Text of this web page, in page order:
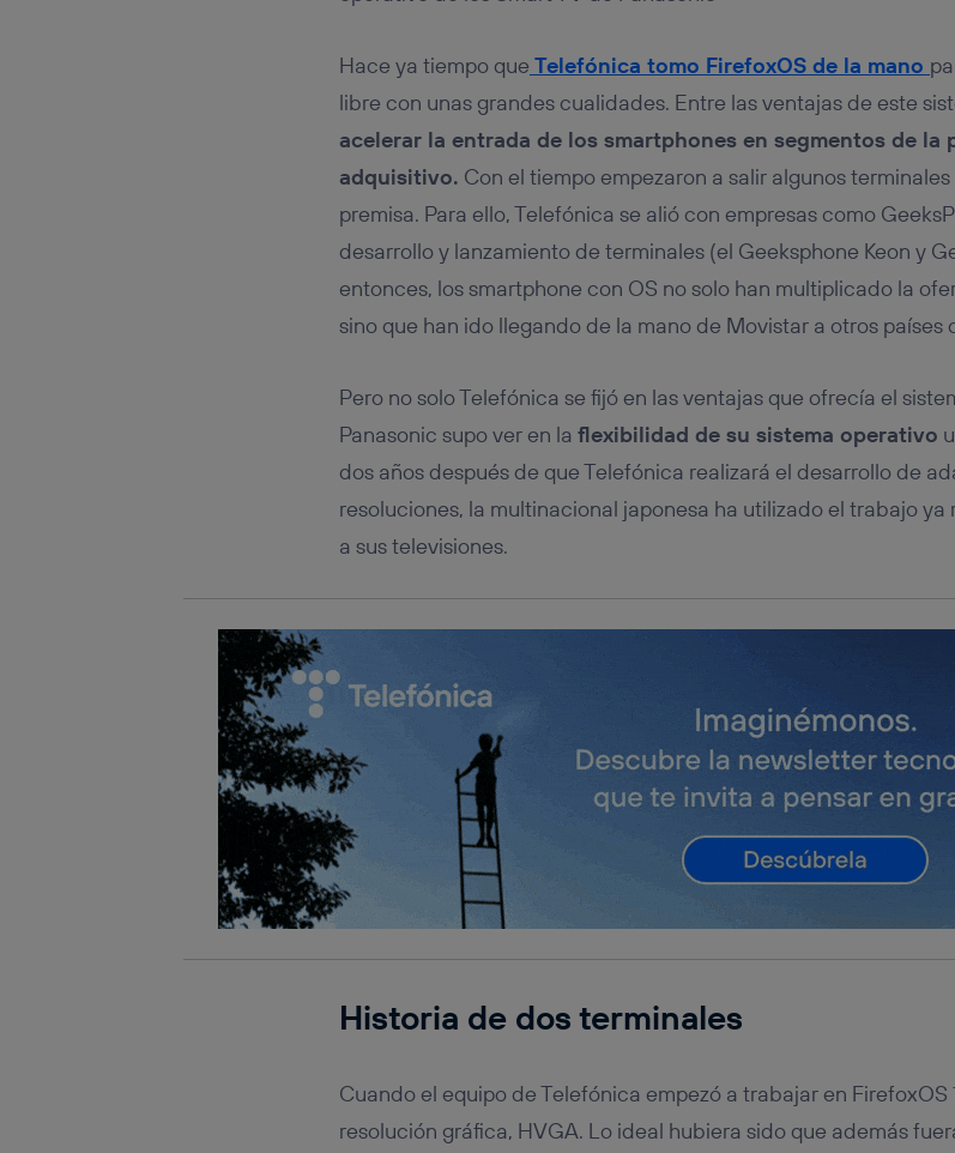
Hace ya tiempo que Telefónica tomo FirefoxOS de la mano
libre con unas grandes cualidades. Entre las ventajas de este
acelerar la entrada de los smartphones en segmentos de
adquisitivo. Con el tiempo empezaron a salir algunos
premisa. Para ello, Telefónica se alió con empresas como
desarrollo y lanzamiento de terminales (el Geeksphone Keon y
entonces, los smartphone con OS no solo han multiplicado la
sino que han ido llegando de la mano de Movistar a otros países
Pero no solo Telefónica se fijó en las ventajas que ofrecía el
Panasonic supo ver en la flexibilidad de su sistema operativo
dos años después de que Telefónica realizará el desarrollo de
resoluciones, la multinacional japonesa ha utilizado el trabajo
a sus televisiones.
Historia de dos terminales
Cuando el equipo de Telefónica empezó a trabajar en
resolución gráfica, HVGA. Lo ideal hubiera sido que además
Si utilizas unaconexión de banda ancha(p. ej., Wi-Fi), el
realizará en función de las actividades de navegación de
hayan dado su consentimiento.
datos móviles
, el marketing será más
únicamente en la navegación del usuario del móvil.
Puedes gestionar los consentimientos Utiq seleccionando
inferior de esta página web o visitando el
portal de
Para más información, consulta la política de privacidad de